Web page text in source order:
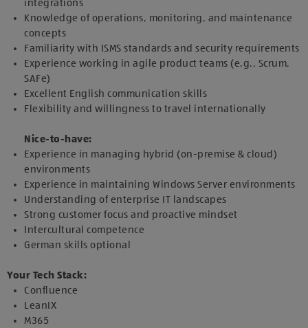
integrations
Knowledge of operations, monitoring, and maintenance
concepts
Familiarity with ISMS standards and security requirements
Experience working in agile product teams (e.g., Scrum,
SAFe)
Excellent English communication skills
Flexibility and willingness to travel internationally
Nice-to-have:
Experience in managing hybrid (on-premise & cloud)
environments
Experience in maintaining Windows Server environments
Understanding of enterprise IT landscapes
Strong customer focus and proactive mindset
Intercultural competence
German skills optional
Your Tech Stack:
Confluence
LeanIX
M365